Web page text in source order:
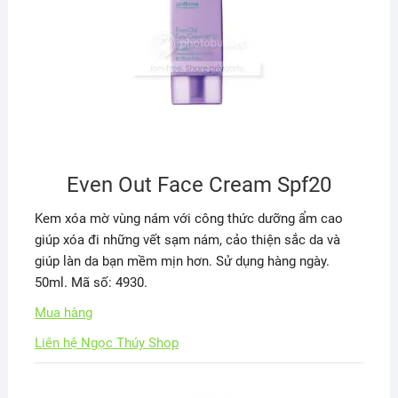
Even Out Face Cream Spf20
Kem xóa mờ vùng nám với công thức dưỡng ẩm cao
giúp xóa đi những vết sạm nám, cảo thiện sắc da và
giúp làn da bạn mềm mịn hơn. Sử dụng hàng ngày.
50ml. Mã số: 4930.
Mua hàng
Liên hệ Ngọc Thúy Shop